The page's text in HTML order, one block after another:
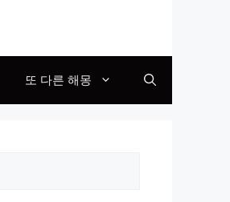
또 다른 해몽